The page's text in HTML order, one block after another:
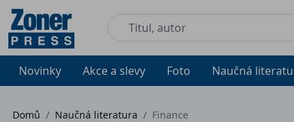
Novinky Akce a slevy Foto Naučná
Domů / Naučná literatura / Finance